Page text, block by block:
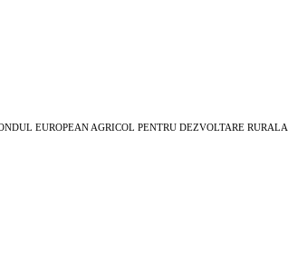
EUROPEAN AGRICOL PENTRU DEZVOLTARE RURALA